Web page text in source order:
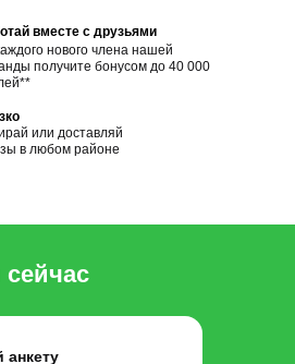
вместе с друзьями
нового члена нашей
получите бонусом до 40 000
или доставляй
в любом районе
анкету